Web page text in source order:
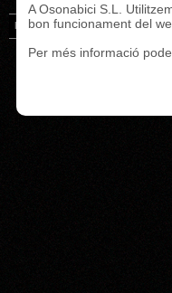
A Osonabici S.L.
bon funcionament del
Per més informació
Inici Finançament Cicles